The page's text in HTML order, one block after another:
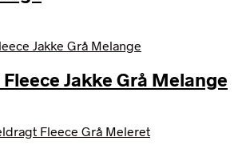
Jakke Grå Melange